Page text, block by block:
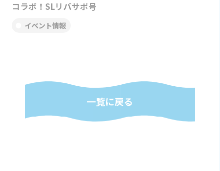
コラボ！SLリバサポ号
イベント情報
一覧に戻る